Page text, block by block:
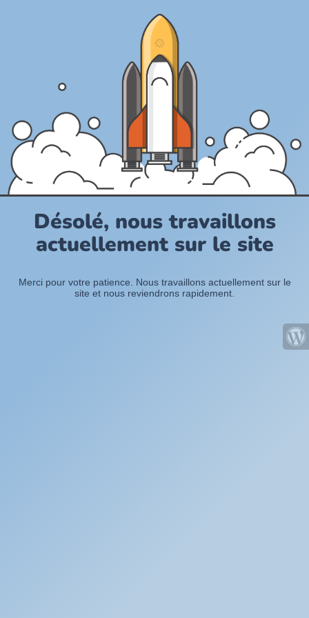
Désolé, nous travaillons
actuellement sur le site
Merci pour votre patience. Nous travaillons actuellement sur le
site et nous reviendrons rapidement.